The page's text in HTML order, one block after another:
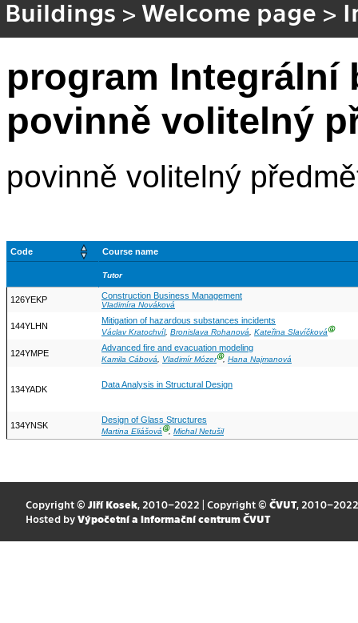
Buildings >Welcome page >
program Integrální
povinně volitelný
povinně volitelný
Code Course name
Tutor
126YEKP Construction Business Management
Vladimíra Nováková
144YLHN
Mitigation of hazardous substances incidents
Václav Kratochvíl, Bronislava Rohanová, Kateřina SlavíčkováⒼ
124YMPE
Advanced fire and evacuation modeling
Kamila Cábová, Vladimír MózerⒼ, Hana Najmanová
134YADK Data Analysis in Structural Design
134YNSK
Design of Glass Structures
Martina EliášováⒼ, Michal Netušil
Copyright © Jiří Kosek, 2010–2022 | Copyright © ČVUT, 2010–2022
Hosted by Výpočetní a informační centrum ČVUT